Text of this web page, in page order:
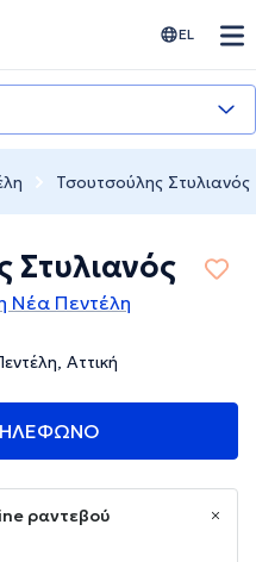
EL
Τσουτσούλης Στυλιανός
Στυλιανός
Νέα Πεντέλη
Αττική
ραντεβού